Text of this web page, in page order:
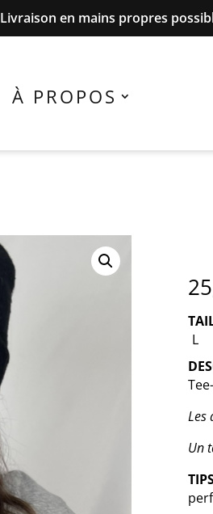
Livraison en mains propres
À PROPOS
L
Les
Un